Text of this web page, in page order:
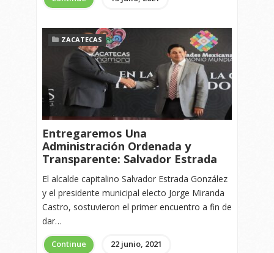
ZACATECAS
Entregaremos Una
Administración Ordenada y
Transparente: Salvador Estrada
El alcalde capitalino Salvador Estrada González
y el presidente municipal electo Jorge Miranda
Castro, sostuvieron el primer encuentro a fin de
dar…
Continue 22 junio, 2021